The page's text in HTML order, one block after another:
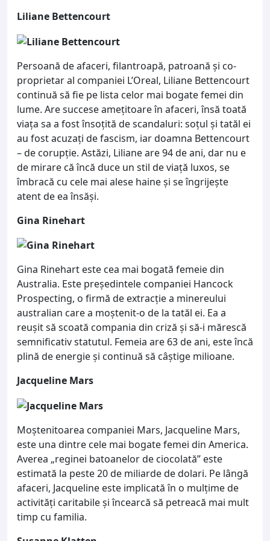
Liliane Bettencourt
Persoană de afaceri, filantroapă, patroană și co-
proprietar al companiei L’Oreal, Liliane Bettencourt
continuă să fie pe lista celor mai bogate femei din
lume. Are succese amețitoare în afaceri, însă toată
viața sa a fost însoțită de scandaluri: soțul și tatăl ei
au fost acuzați de fascism, iar doamna Bettencourt
– de corupție. Astăzi, Liliane are 94 de ani, dar nu e
de mirare că încă duce un stil de viață luxos, se
îmbracă cu cele mai alese haine și se îngrijește
atent de ea însăși.
Gina Rinehart
Gina Rinehart este cea mai bogată femeie din
Australia. Este președintele companiei Hancock
Prospecting, o firmă de extracție a minereului
australian care a moștenit-o de la tatăl ei. Ea a
reușit să scoată compania din criză și să-i mărescă
semnificativ statutul. Femeia are 63 de ani, este încă
plină de energie și continuă să câștige milioane.
Jacqueline Mars
Moștenitoarea companiei Mars, Jacqueline Mars,
este una dintre cele mai bogate femei din America.
Averea „reginei batoanelor de ciocolată” este
estimată la peste 20 de miliarde de dolari. Pe lângă
afaceri, Jacqueline este implicată în o mulțime de
activități caritabile și încearcă să petreacă mai mult
timp cu familia.